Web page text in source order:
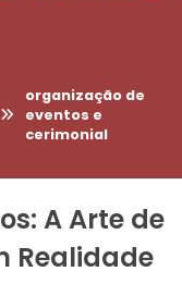
organização de
eventos e
cerimonial
A Arte de
Realidade